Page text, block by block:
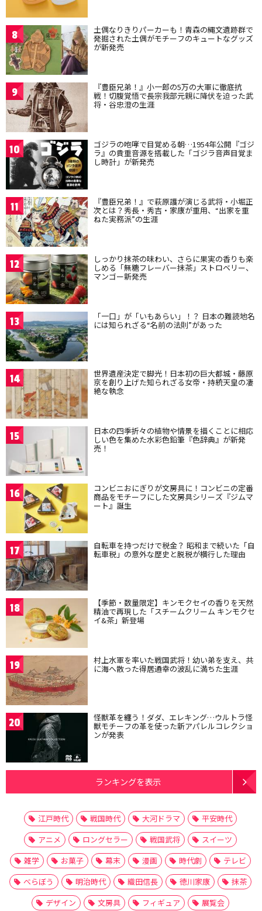
8 土偶なりきりパーカーも！青森の縄文遺跡群で
発掘された土偶がモチーフのキュートなグッズ
が新発売
9 『豊臣兄弟！』小一郎の5万の大軍に徹底抗
戦！切腹覚悟で長宗我部元親に降伏を迫った武
将・谷忠澄の生涯
10 ゴジラの咆哮で目覚める朝…1954年公開『ゴジ
ラ』の貴重音源を搭載した「ゴジラ音声目覚ま
し時計」が新発売
11 『豊臣兄弟！』で萩原護が演じる武将・小堀正
次とは？秀長・秀吉・家康が重用、“出家を重
ねた実務派”の生涯
12 しっかり抹茶の味わい、さらに果実の香りも楽
しめる「無糖フレーバー抹茶」ストロベリー、
マンゴー新発売
13 「一口」が「いもあらい」！？ 日本の難読地名
には知られざる“名前の法則”があった
14 世界遺産決定で脚光！日本初の巨大都城・藤原
京を創り上げた知られざる女帝・持統天皇の凄
絶な執念
15 日本の四季折々の植物や情景を描くことに相応
しい色を集めた水彩色鉛筆『色辞典』が新発
売！
16 コンビニおにぎりが文房具に！コンビニの定番
商品をモチーフにした文房具シリーズ『ジムマ
ート』誕生
17 自転車を持つだけで税金？ 昭和まで続いた「自
転車税」の意外な歴史と脱税が横行した理由
18 【季節・数量限定】キンモクセイの香りを天然
精油で再現した「スチームクリーム キンモクセ
イ&茶」新登場
19 村上水軍を率いた戦国武将！幼い弟を支え、共
に海へ散った得居通幸の波乱に満ちた生涯
20 怪獣革を纏う！ダダ、エレキング…ウルトラ怪
獣モチーフの革を使った新アパレルコレクショ
ンが発表
ランキングを表示
江戸時代 戦国時代 大河ドラマ
平安時代
アニメ
ロングセラー 戦国武将
スイーツ
雑学
お菓子 幕末 漫画 時代劇
テレビ
べらぼう
明治時代 織田信長 徳川家康
抹茶
デザイン
文房具 フィギュア
展覧会